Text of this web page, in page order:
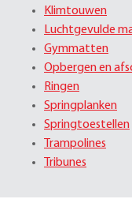
Klimtouwen
Luchtgevulde
Gymmatten
Opbergen en
Ringen
Springplanken
Springtoestellen
Trampolines
Tribunes